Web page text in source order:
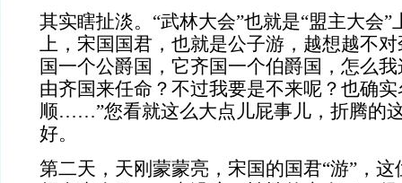
其实瞎扯淡。“武林大会”也就是“盟主大会
上，宋国国君，也就是公子游，越想越不
国一个公爵国，它齐国一个伯爵国，怎么
由齐国来任命？不过我要是不来呢？也确
顺……”您看就这么大点儿屁事儿，折腾的
好。
第二天，天刚蒙蒙亮，宋国的国君“游”，